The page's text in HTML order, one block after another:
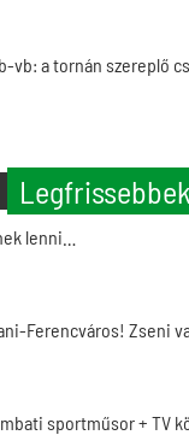
vb: a tornán szereplő
Legfrissebbek
lenni…
Ferencváros! Zseni
sportműsor + TV